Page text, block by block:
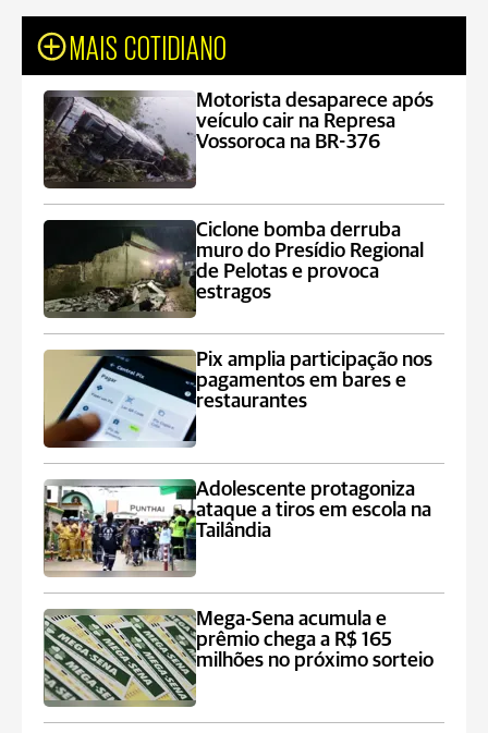
MAIS COTIDIANO
Motorista desaparece após
veículo cair na Represa
Vossoroca na BR-376
Ciclone bomba derruba
muro do Presídio Regional
de Pelotas e provoca
estragos
Pix amplia participação nos
pagamentos em bares e
restaurantes
Adolescente protagoniza
ataque a tiros em escola na
Tailândia
Mega-Sena acumula e
prêmio chega a R$ 165
milhões no próximo sorteio